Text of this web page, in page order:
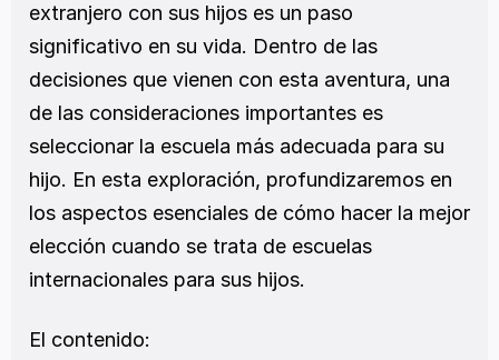
extranjero con sus hijos es un paso
significativo en su vida. Dentro de las
decisiones que vienen con esta aventura, una
de las consideraciones importantes es
seleccionar la escuela más adecuada para su
hijo. En esta exploración, profundizaremos en
los aspectos esenciales de cómo hacer la mejor
elección cuando se trata de escuelas
internacionales para sus hijos.
El contenido: